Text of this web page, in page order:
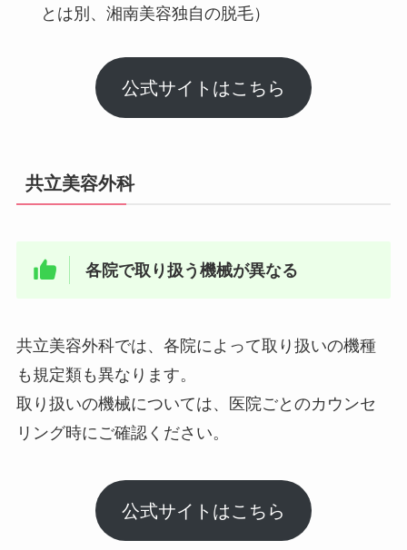
とは別、湘南美容独自の脱毛）
公式サイトはこちら
共立美容外科
各院で取り扱う機械が異なる
共立美容外科では、各院によって取り扱いの機種
も規定類も異なります。
取り扱いの機械については、医院ごとのカウンセ
リング時にご確認ください。
公式サイトはこちら